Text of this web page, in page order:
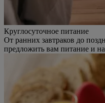
Круглосуточное питание
От ранних завтраков до
предложить вам питание и